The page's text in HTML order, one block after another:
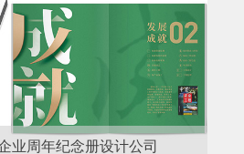
业周年纪念册设计公司